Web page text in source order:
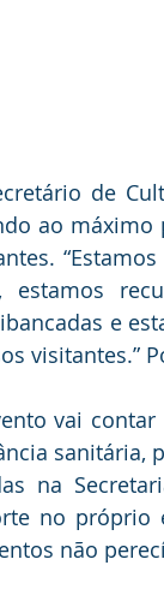
de
ao máximo
estamos
e
visitantes.”
vai
sanitária,
na
no próprio
não